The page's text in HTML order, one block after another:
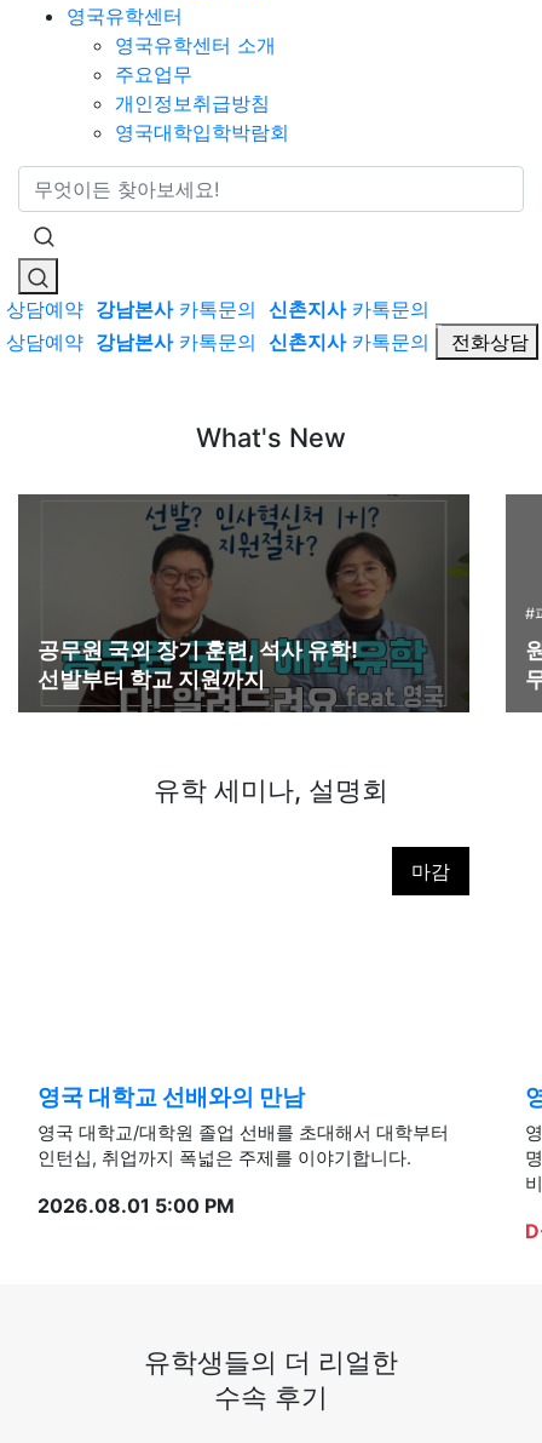
영국유학센터
영국유학센터 소개
주요업무
개인정보취급방침
영국대학입학박람회
통합검색
상담예약 강남본사카톡문의 신촌지사카톡문의
상담예약 강남본사카톡문의 신촌지사카톡문의 전화상담
학생 비자 무료 대행
What's New
공무원 국외 장기 훈련, 석사 유학!
선발부터 학교 지원까지
#
유학 세미나, 설명회
마감
영국 대학교 선배와의 만남
영국 대학교/대학원 졸업 선배를 초대해서 대학부터
인턴십, 취업까지 폭넓은 주제를 이야기합니다.
2026.08.01 5:00 PM
유학생들의 더 리얼한
수속 후기